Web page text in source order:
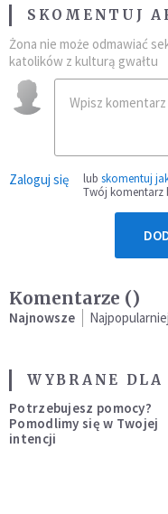
SKOMENTUJ
Żona nie może odmawiać
katolików z kulturą gwałtu
Zaloguj się lub skomentuj
Twój komentarz
Komentarze ()
Najnowsze
WYBRANE
Potrzebujesz pomocy?
Pomodlimy się w Twojej
intencji